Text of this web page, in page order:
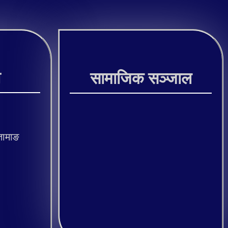
सामाजिक सञ्जाल